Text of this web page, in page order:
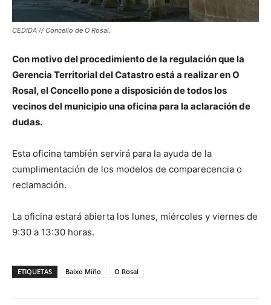
CEDIDA // Concello de O Rosal.
Con motivo del procedimiento de la regulación que la
Gerencia Territorial del Catastro está a realizar en O
Rosal, el Concello pone a disposición de todos los
vecinos del municipio una oficina para la aclaración de
dudas.
Esta oficina también servirá para la ayuda de la
cumplimentación de los modelos de comparecencia o
reclamación.
La oficina estará abierta los lunes, miércoles y viernes de
9:30 a 13:30 horas.
ETIQUETAS Baixo Miño O Rosal